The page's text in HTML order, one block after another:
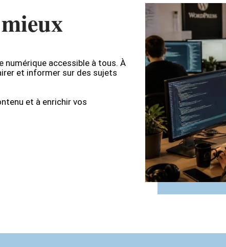
numérique accessible à tous. À
et informer sur des sujets
et à enrichir vos